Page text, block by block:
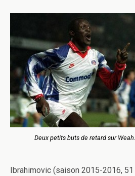
Deux petits buts de retard sur
Ibrahimovic (saison 2015-2016,